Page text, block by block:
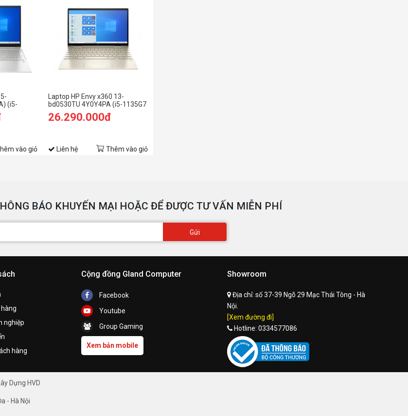
(i5-
Bạc)
vào giỏ
Laptop HP Envy x360 13-
bd0530TU 4Y0Y4PA (i5-1135G7
EVO, Iris Xe Graphics , Ram 8GB
DDR4, SSD 512GB, 13.3 Inch IPS
26.290.000đ
Liên hệ Thêm vào giỏ
BÁO KHUYẾN MẠI HOẶC ĐỂ ĐƯỢC TƯ VẤN MIỄN PHÍ
Gửi
nghiệp
hàng
Cộng đồng Gland Computer
Facebook
Youtube
Group Gaming
Xem bản mobile
Showroom
Địa chỉ: số 37-39 Ngõ 29 Mạc Thái Tông - Hà
Nội.
[Xem đường đi]
Hotline: 0334577086
Dựng HVD
- Hà Nội